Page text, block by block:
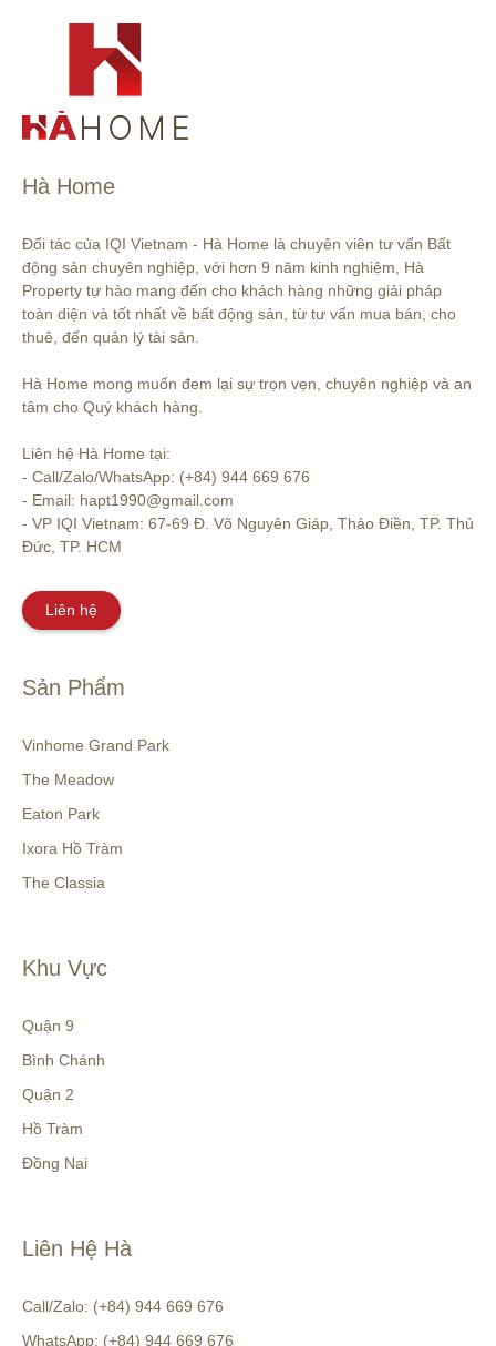
Hà Home
Đối tác của IQI Vietnam - Hà Home là chuyên viên tư vấn Bất
động sản chuyên nghiệp, với hơn 9 năm kinh nghiệm, Hà
Property tự hào mang đến cho khách hàng những giải pháp
toàn diện và tốt nhất về bất động sản, từ tư vấn mua bán, cho
thuê, đến quản lý tài sản.
Hà Home mong muốn đem lại sự trọn vẹn, chuyên nghiệp và an
tâm cho Quý khách hàng.
Liên hệ Hà Home tại:
- Call/Zalo/WhatsApp: (+84) 944 669 676
- Email: hapt1990@gmail.com
- VP IQI Vietnam: 67-69 Đ. Võ Nguyên Giáp, Thảo Điền, TP. Thủ
Đức, TP. HCM
Liên hệ
Sản Phẩm
Vinhome Grand Park
The Meadow
Eaton Park
Ixora Hồ Tràm
The Classia
Khu Vực
Quận 9
Bình Chánh
Quận 2
Hồ Tràm
Đồng Nai
Liên Hệ Hà
Call/Zalo: (+84) 944 669 676
WhatsApp: (+84) 944 669 676